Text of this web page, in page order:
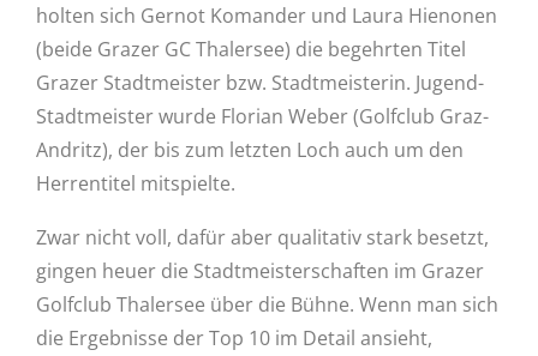
holten sich Gernot Komander und Laura Hienonen
(beide Grazer GC Thalersee) die begehrten Titel
Grazer Stadtmeister bzw. Stadtmeisterin. Jugend-
Stadtmeister wurde Florian Weber (Golfclub Graz-
Andritz), der bis zum letzten Loch auch um den
Herrentitel mitspielte.
Zwar nicht voll, dafür aber qualitativ stark besetzt,
gingen heuer die Stadtmeisterschaften im Grazer
Golfclub Thalersee über die Bühne. Wenn man sich
die Ergebnisse der Top 10 im Detail ansieht,